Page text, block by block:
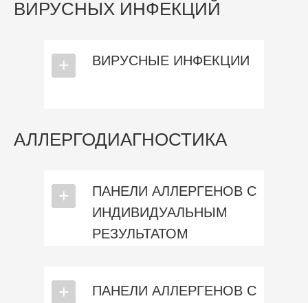
ВИРУСНЫХ ИНФЕКЦИЙ
ВИРУСНЫЕ ИНФЕКЦИИ
⎯
+
АЛЛЕРГОДИАГНОСТИКА
ПАНЕЛИ АЛЛЕРГЕНОВ С
ИНДИВИДУАЛЬНЫМ
РЕЗУЛЬТАТОМ
⎯
+
ПАНЕЛИ АЛЛЕРГЕНОВ С
⎯
+